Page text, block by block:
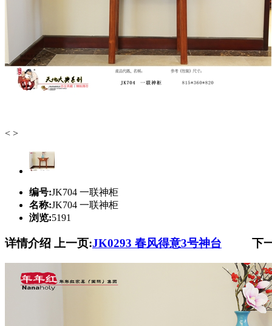
< >
编号:JK704 一联神柜
名称:JK704 一联神柜
浏览:5191
详情介绍 上一页:JK0293 春风得意3号神台 下一